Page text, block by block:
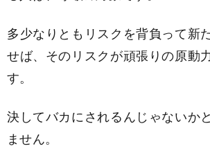
多少なりともリスクを背負って新
せば、そのリスクが頑張りの原動
す。
決してバカにされるんじゃないか
ません。